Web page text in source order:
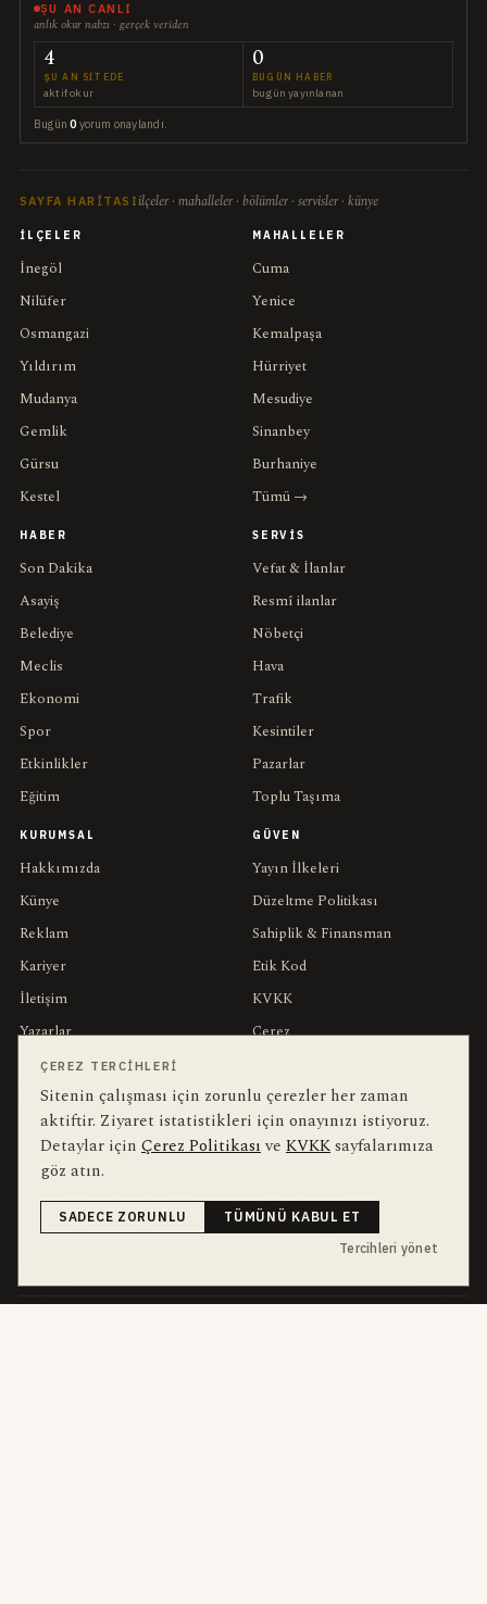
ŞU AN CANLI
anlık okur nabzı · gerçek veriden
4
ŞU AN SITEDE
aktif okur
0
BUGÜN HABER
bugün yayınlanan
Bugün0 yorum onaylandı.
SAYFA HARITASI ilçeler · mahalleler · bölümler · servisler · künye
İLÇELER
İnegöl
Nilüfer
Osmangazi
Yıldırım
Mudanya
Gemlik
Gürsu
Kestel
MAHALLELER
Cuma
Yenice
Kemalpaşa
Hürriyet
Mesudiye
Sinanbey
Burhaniye
Tümü →
HABER
Son Dakika
Asayiş
Belediye
Meclis
Ekonomi
Spor
Etkinlikler
Eğitim
SERVIS
Vefat & İlanlar
Resmî ilanlar
Nöbetçi
Hava
Trafik
Kesintiler
Pazarlar
Toplu Taşıma
KURUMSAL
Hakkımızda
Künye
Reklam
Kariyer
İletişim
Yazarlar
Muhabirler
Editörler
GÜVEN
Yayın İlkeleri
Düzeltme Politikası
Sahiplik & Finansman
Etik Kod
KVKK
Çerez
Kullanım Şartları
YEREL ARANANLAR
İnegöl inegol-belediyesi alper-taban trafik-kazasi
İnegöl Haber
Güncel
Haberler bursa-buyuksehir-belediyesi Bursa
ÇEREZ TERCIHLERI
Sitenin çalışması için zorunlu çerezler her zaman
aktiftir. Ziyaret istatistikleri için onayınızı istiyoruz.
Detaylar için Çerez Politikasıve KVKKsayfalarımıza
göz atın.
SADECE ZORUNLU
TÜMÜNÜ KABUL ET
Tercihleri yönet